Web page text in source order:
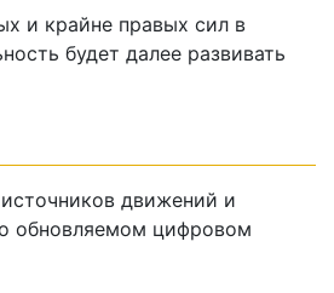
и крайне правых сил в
будет далее развивать
движений и
обновляемом цифровом